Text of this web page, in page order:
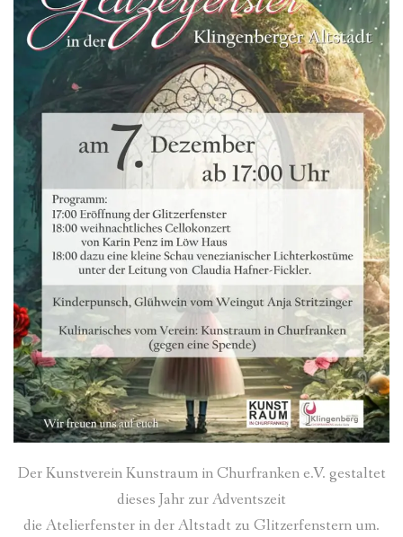
Der Kunstverein Kunstraum in Churfranken e.V. gestaltet
dieses Jahr zur Adventszeit
die Atelierfenster in der Altstadt zu Glitzerfenstern um.